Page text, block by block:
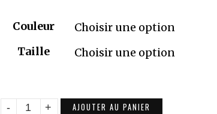
Couleur
Taille
quantité
AJOUTER AU PANIER